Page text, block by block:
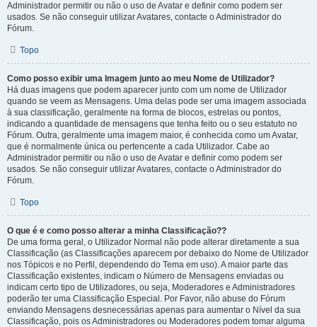
Administrador permitir ou não o uso de Avatar e definir como podem ser
usados. Se não conseguir utilizar Avatares, contacte o Administrador do
Fórum.
Topo
Como posso exibir uma Imagem junto ao meu Nome de Utilizador?
Há duas imagens que podem aparecer junto com um nome de Utilizador
quando se veem as Mensagens. Uma delas pode ser uma imagem associada
à sua classificação, geralmente na forma de blocos, estrelas ou pontos,
indicando a quantidade de mensagens que tenha feito ou o seu estatuto no
Fórum. Outra, geralmente uma imagem maior, é conhecida como um Avatar,
que é normalmente única ou pertencente a cada Utilizador. Cabe ao
Administrador permitir ou não o uso de Avatar e definir como podem ser
usados. Se não conseguir utilizar Avatares, contacte o Administrador do
Fórum.
Topo
O que é e como posso alterar a minha Classificação??
De uma forma geral, o Utilizador Normal não pode alterar diretamente a sua
Classificação (as Classificações aparecem por debaixo do Nome de Utilizador
nos Tópicos e no Perfil, dependendo do Tema em uso). A maior parte das
Classificação existentes, indicam o Número de Mensagens enviadas ou
indicam certo tipo de Utilizadores, ou seja, Moderadores e Administradores
poderão ter uma Classificação Especial. Por Favor, não abuse do Fórum
enviando Mensagens desnecessárias apenas para aumentar o Nível da sua
Classificação, pois os Administradores ou Moderadores podem tomar alguma